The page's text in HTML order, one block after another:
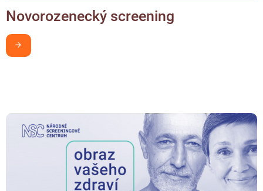
Novorozenecký screening